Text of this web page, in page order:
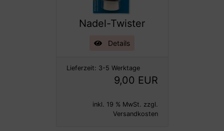
Nadel-Twister
Details
Lieferzeit: 3-5 Werktage
9,00 EUR
inkl. 19 % MwSt. zzgl.
Versandkosten